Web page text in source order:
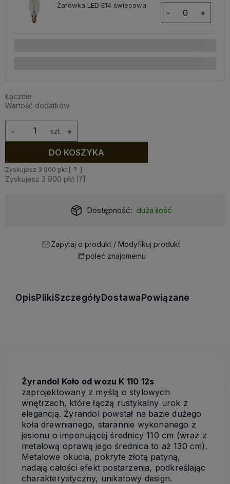
Żarówka LED E14 świecowa
- +
Łącznie
Wartość dodatków
szt. +
-
DO KOSZYKA
Zyskujesz 3 900 pkt [ ? ]
Zyskujesz 3 900 pkt [?]
Dostępność: duża ilość
Zapytaj o produkt / Modyfikuj produkt
poleć znajomemu
Opis PlikiSzczegóły Dostawa Powiązane
Żyrandol Koło od wozu K 110 12s
zaprojektowany z myślą o stylowych
wnętrzach, które łączą rustykalny urok z
elegancją. Żyrandol powstał na bazie dużego
koła drewnianego, starannie wykonanego z
jesionu o imponującej średnicy 110 cm (wraz z
metalową oprawą jego średnica to aż 130 cm).
Metalowe okucia, pokryte złotą patyną,
nadają całości efekt postarzenia, podkreślając
charakterystyczny, unikatowy design.